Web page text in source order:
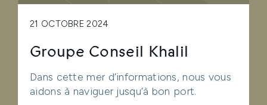
21 OCTOBRE 2024
Groupe Conseil Khalil
Dans cette mer d’informations, nous vous
aidons à naviguer jusqu’à bon port.